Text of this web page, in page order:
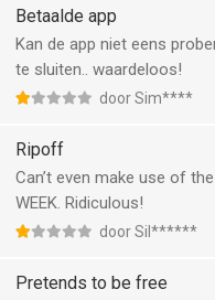
Betaalde app
Kan de app niet eens
te sluiten.. waardeloos!
door Sim****
Ripoff
Can’t even make use of
WEEK. Ridiculous!
door Sil******
Pretends to be free